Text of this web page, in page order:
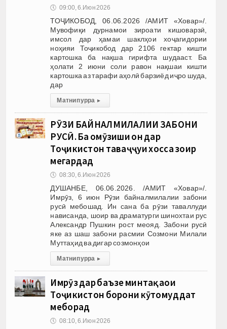
🕔 09:00, 6.Июн 2026
ТОҶИКОБОД, 06.06.2026 /АМИТ «Ховар»/.
Мувофиқи дурнамои зироати кишоварзӣ,
имсол дар ҳамаи шаклҳои хоҷагидории
ноҳияи Тоҷикобод дар 2106 гектар кишти
картошка ба нақша гирифта шудааст. Ба
ҳолати 2 июни соли равон нақшаи кишти
картошка аз тарафи аҳолӣ барзиёд иҷро шуда,
дар
Матни пурра ▸
РӮЗИ БАЙНАЛМИЛАЛИИ ЗАБОНИ
РУСӢ. Ба омӯзиши он дар
Тоҷикистон таваҷҷуҳи хосса зоҳир
мегардад
🕔 08:30, 6.Июн 2026
ДУШАНБЕ, 06.06.2026. /АМИТ «Ховар»/.
Имрӯз, 6 июн Рӯзи байналмилалии забони
русӣ мебошад. Ин сана ба рӯзи таваллуди
нависанда, шоир ва драматурги шинохтаи рус
Александр Пушкин рост меояд. Забони русӣ
яке аз шаш забони расмии Созмони Милали
Муттаҳид ва дигар созмонҳои
Матни пурра ▸
Имрӯз дар баъзе минтақаҳои
Тоҷикистон борони кӯтоҳмуддат
меборад
🕔 08:10, 6.Июн 2026